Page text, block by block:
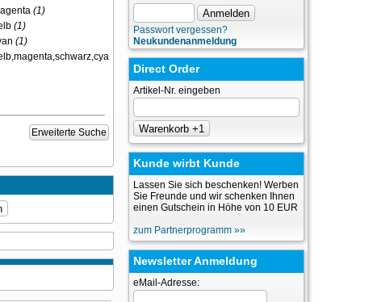
(1)
(1)
(1)
(1)
Erweiterte Suche
Passwort vergessen?
Neukundenanmeldung
Direct Order
Artikel-Nr. eingeben
Kunde wirbt Kunde
Lassen Sie sich beschenken! Werben
Sie Freunde und wir schenken Ihnen
einen Gutschein in Höhe von 10 EUR
zum Partnerprogramm »»
Newsletter Anmeldung
eMail-Adresse: